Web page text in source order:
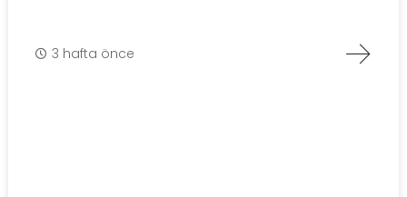
3 hafta önce